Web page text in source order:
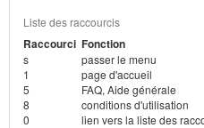
Liste des raccourcis
Raccourci Fonction
s
passer le menu
1
page d'accueil
5
FAQ, Aide générale
8
conditions d'utilisation
0
lien vers la liste des